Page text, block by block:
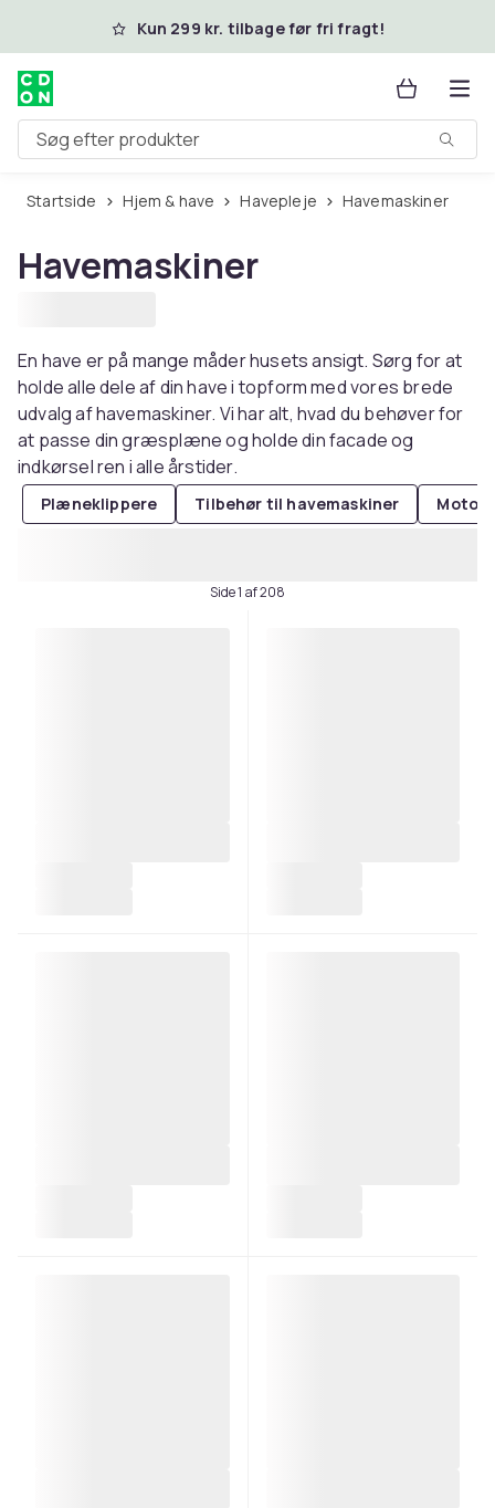
Spring til hovedindhold
Kun 299 kr. tilbage før fri fragt!
Søg efter produkter
Startside Hjem & have Havepleje Havemaskiner
Havemaskiner
En have er på mange måder husets ansigt. Sørg for at
holde alle dele af din have i topform med vores brede
udvalg af havemaskiner. Vi har alt, hvad du behøver for
at passe din græsplæne og holde din facade og
indkørsel ren i alle årstider.
Plæneklippere Tilbehør til havemaskiner
Side 1 af 208